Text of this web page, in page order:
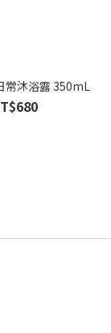
常沐浴露 350mL